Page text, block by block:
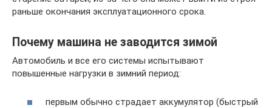
раньше окончания эксплуатационного срока.
Почему машина не заводится зимой
Автомобиль и все его системы испытывают
повышенные нагрузки в зимний период:
первым обычно страдает аккумулятор (быстрый